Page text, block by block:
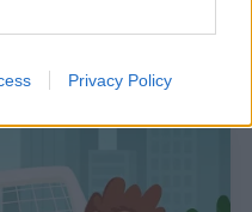
Privacy Policy